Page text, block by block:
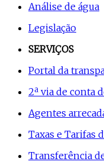
Análise de água
Legislação
SERVIÇOS
Portal da
2ª via de conta
Agentes
Taxas e Tarifas
Transferência